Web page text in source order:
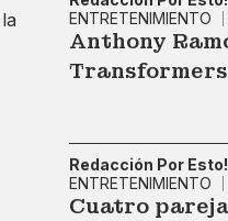
ENTRETENIMIENTO
Anthony
Transformers
Redacción Por Esto!
ENTRETENIMIENTO
Cuatro